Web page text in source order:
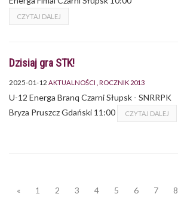
CZYTAJ DALEJ
Dzisiaj gra STK!
2025-01-12 AKTUALNOŚCI ROCZNIK 2013
U-12 Energa Branq Czarni Słupsk - SNRRPK
Bryza Pruszcz Gdański 11:00
CZYTAJ DALEJ
« 1 2 3 4 5 6 7 8